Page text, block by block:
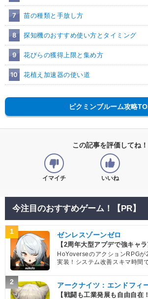
7 苗の種類と手放し方
8 探知機のおすすめ使い方とタイミング
9 花びらの獲得上限と集め方
10 花植え加速器の使い道
ピクミンブルーム攻略
この記事を評価してね！
イマイチ いいね
今注目のおすすめゲーム！【PR】
1 ゼンレスゾーンゼロ
【2周年大型アプデで強キャラ
HoYoverseのアクションRPGが
実装！システム改善スキマ時間
2 アークナイツ：エンドフィ
【戦闘も工業発展も自由自在